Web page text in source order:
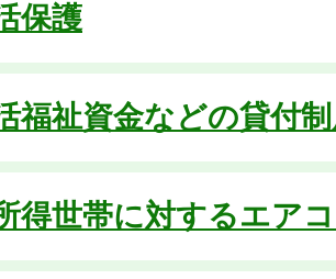
保護
福祉資金などの貸付
得世帯に対するエア